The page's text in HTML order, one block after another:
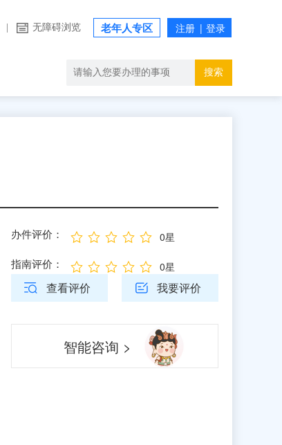
无障碍浏览 老年人专区
搜索
办件评价： 0星
指南评价： 0星
查看评价 我要评价
智能咨询 >